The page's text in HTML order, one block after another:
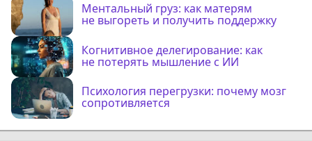
Ментальный груз: как матерям
не выгореть и получить поддержку
Когнитивное делегирование: как
не потерять мышление с ИИ
Психология перегрузки: почему мозг
сопротивляется